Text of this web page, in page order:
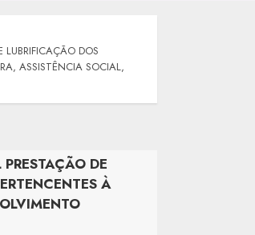
DOS
ASSISTÊNCIA SOCIAL,
DE
À